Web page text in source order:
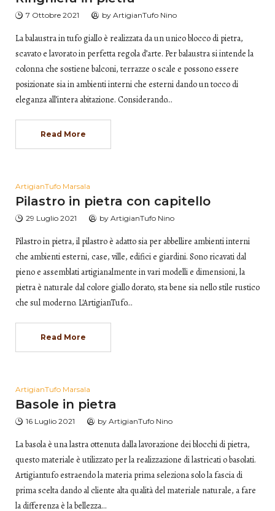
7 Ottobre 2021 by ArtigianTufo Nino
La balaustra in tufo giallo è realizzata da un unico blocco di pietra,
scavato e lavorato in perfetta regola d’arte. Per balaustra si intende la
colonna che sostiene balconi, terrazze o scale e possono essere
posizionate sia in ambienti interni che esterni dando un tocco di
eleganza all’intera abitazione. Considerando…
Read More
ArtigianTufo Marsala
Pilastro in pietra con capitello
29 Luglio 2021 by ArtigianTufo Nino
Pilastro in pietra, il pilastro è adatto sia per abbellire ambienti interni
che ambienti esterni, case, ville, edifici e giardini. Sono ricavati dal
pieno e assemblati artigianalmente in vari modelli e dimensioni, la
pietra è naturale dal colore giallo dorato, sta bene sia nello stile rustico
che sul moderno. L'ArtigianTufo…
Read More
ArtigianTufo Marsala
Basole in pietra
16 Luglio 2021 by ArtigianTufo Nino
La basola è una lastra ottenuta dalla lavorazione dei blocchi di pietra,
questo materiale è utilizzato per la realizzazione di lastricati o basolati.
Artigiantufo estraendo la materia prima seleziona solo la fascia di
prima scelta dando al cliente alta qualità del materiale naturale, a fare
la differenza è la bellezza…